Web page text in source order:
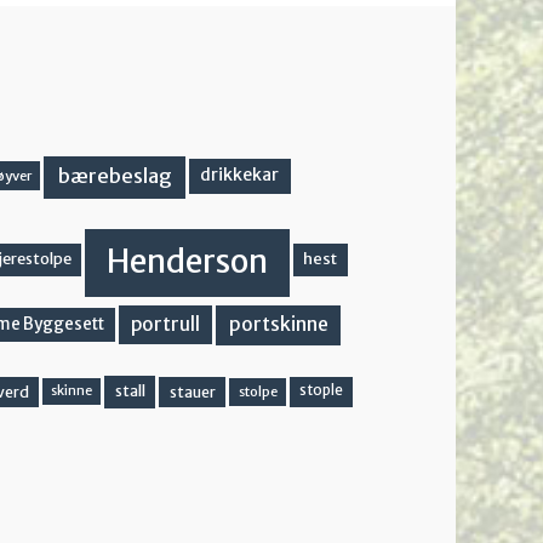
bærebeslag drikkekar
Henderson hest
Byggesett portrull portskinne
skinne stall stauer stolpe stople